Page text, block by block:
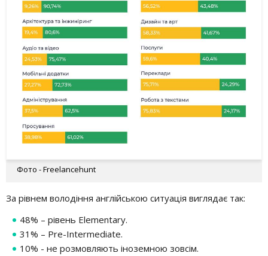
Фото - Freelancehunt
За рівнем володіння англійською ситуація виглядає так:
48% – рівень Elementary.
31% – Pre-Intermediate.
10% - не розмовляють іноземною зовсім.